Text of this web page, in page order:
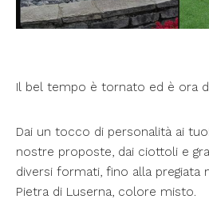
Il bel tempo è tornato ed è ora
Dai un tocco di personalità ai
nostre proposte, dai ciottoli e
diversi formati, fino alla pregiata
Pietra di Luserna, colore misto.